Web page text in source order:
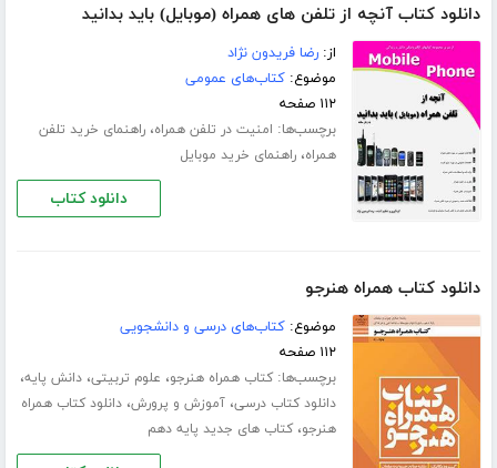
دانلود کتاب آنچه از تلفن های همراه (موبایل) باید بدانید
از:رضا فریدون نژاد
موضوع:کتاب‌های عمومی
۱۱۲ صفحه
برچسب‌ها: امنیت در تلفن همراه،راهنمای خرید تلفن
همراه،راهنمای خرید موبایل
دانلود کتاب
دانلود کتاب همراه هنرجو
موضوع:کتاب‌های درسی و دانشجویی
۱۱۲ صفحه
برچسب‌ها:کتاب همراه هنرجو، علوم تربیتی،دانش پایه،
دانلود کتاب درسی،آموزش و پرورش،دانلود کتاب همراه
هنرجو،کتاب های جدید پایه دهم